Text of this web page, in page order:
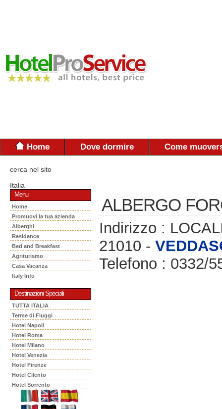
Home Dove dormire Come
cerca nel sito
Italia
Menu
Home
Promuovi la tua azienda
Alberghi
Residence
Bed and Breakfast
Agriturismo
Casa Vacanza
Italy Info
Destinazioni Speciali
TUTTA ITALIA
Terme di Fiuggi
Hotel Napoli
Hotel Roma
Hotel Milano
Hotel Venezia
Hotel Firenze
Hotel Cilento
Hotel Sorrento
ALBERGO
Indirizzo :
21010 -
Telefono : 0332/